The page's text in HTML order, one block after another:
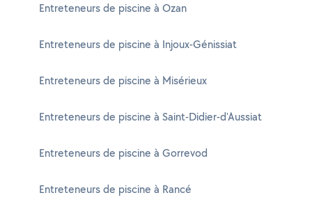
Entreteneurs de piscine à Ozan
Entreteneurs de piscine à Injoux-Génissiat
Entreteneurs de piscine à Misérieux
Entreteneurs de piscine à Saint-Didier-d'Aussiat
Entreteneurs de piscine à Gorrevod
Entreteneurs de piscine à Rancé